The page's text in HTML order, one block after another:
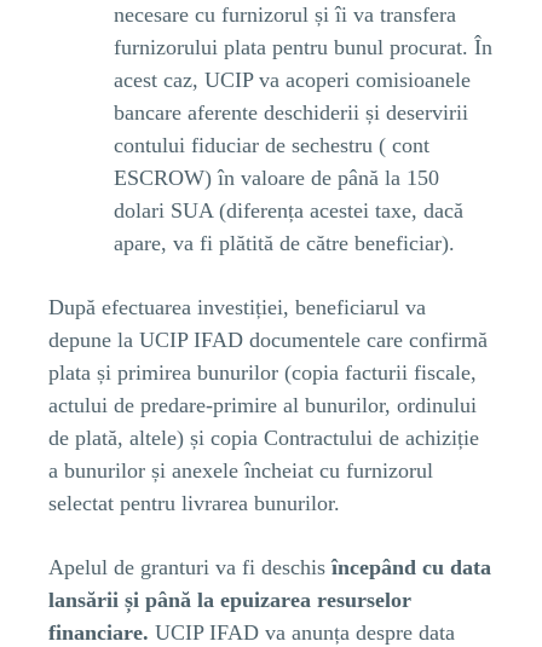
necesare cu furnizorul și îi va transfera
furnizorului plata pentru bunul procurat. În
acest caz, UCIP va acoperi comisioanele
bancare aferente deschiderii și deservirii
contului fiduciar de sechestru ( cont
ESCROW) în valoare de până la 150
dolari SUA (diferența acestei taxe, dacă
apare, va fi plătită de către beneficiar).
După efectuarea investiției, beneficiarul va
depune la UCIP IFAD documentele care confirmă
plata și primirea bunurilor (copia facturii fiscale,
actului de predare-primire al bunurilor, ordinului
de plată, altele) și copia Contractului de achiziție
a bunurilor și anexele încheiat cu furnizorul
selectat pentru livrarea bunurilor.
Apelul de granturi va fi deschisîncepând cu data
lansării și până la epuizarea resurselor
financiare. UCIP IFAD va anunța despre data